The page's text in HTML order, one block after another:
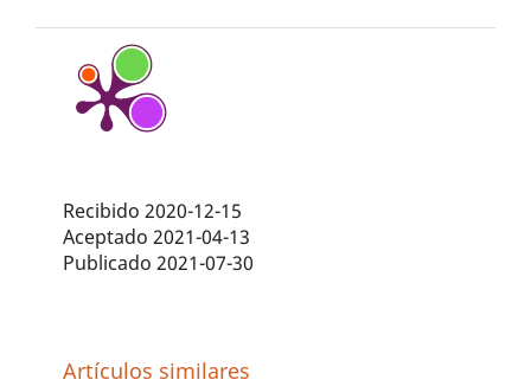
Recibido 2020-12-15
Aceptado 2021-04-13
Publicado 2021-07-30
Artículos similares